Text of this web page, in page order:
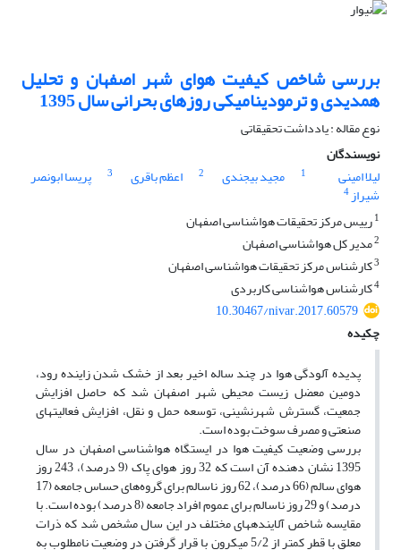
بررسی شاخص کیفیت هوای شهر اصفهان و تحلیل
همدیدی و ترمودینامیکی روزهای بحرانی سال 1395
نوع مقاله : یادداشت تحقیقاتی
نویسندگان
لیلا امینی
1 مجید بیجندی 2 اعظم باقری 3 پریسا ابونصر
شیراز4
1رییس مرکز تحقیقات هواشناسی اصفهان
2مدیر کل هواشناسی اصفهان
3کارشناس مرکز تحقیقات هواشناسی اصفهان
4کارشناس هواشناسی کاربردی
10.30467/nivar.2017.60579
چکیده
پدیده آلودگی هوا در چند ساله اخیر بعد از خشک شدن زاینده رود،
دومین معضل زیست محیطی شهر اصفهان شد که حاصل افزایش
جمعیت، گسترش شهرنشینی، توسعه حمل و نقل، افزایش فعالیت­های
صنعتی و مصرف سوخت بوده است.
بررسی وضعیت کیفیت هوا در ایستگاه هواشناسی اصفهان در سال
1395 نشان دهنده آن است که 32 روز هوای پاک (9 درصد)، 243 روز
هوای سالم (66 درصد)، 62 روز ناسالم برای گروه‌های حساس جامعه (17
درصد) و 29 روز ناسالم برای عموم افراد جامعه (8 درصد) بوده است. با
مقایسه شاخص آلاینده­های مختلف در این سال مشخص شد که ذرات
معلق با قطر کمتر از 5/2 میکرون با قرار گرفتن در وضعیت نامطلوب به